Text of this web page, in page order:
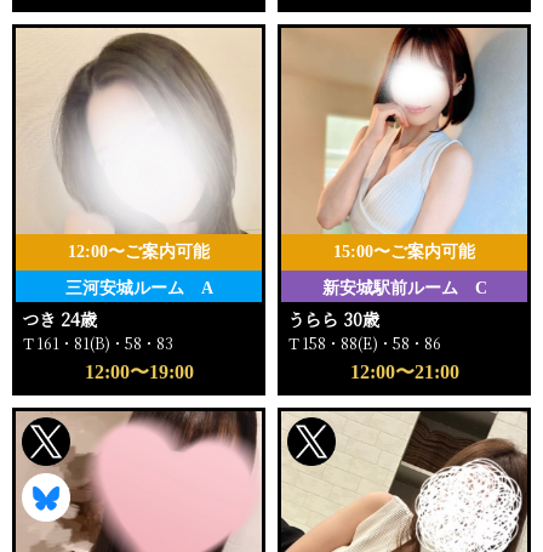
三河安城ルーム A
12:00〜ご案内可能
つき 24歳
Ｔ161・81(B)・58・83
12:00〜19:00
新安城駅前ルーム C
15:00〜ご案内可能
うらら 30歳
Ｔ158・88(E)・58・86
12:00〜21:00